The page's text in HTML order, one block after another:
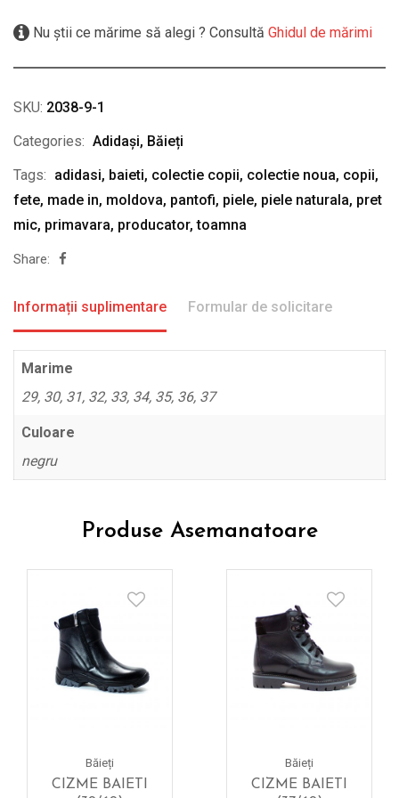
Nu știi ce mărime să alegi ? Consultă Ghidul de mărimi
SKU: 2038-9-1
Categories: Adidași, Băieți
Tags: adidasi, baieti, colectie copii, colectie noua, copii,
fete, made in, moldova, pantofi, piele, piele naturala, pret
mic, primavara, producator,toamna
Share:
Informații suplimentare Formular de solicitare
Marime
29, 30, 31, 32, 33, 34, 35, 36, 37
Culoare
negru
Produse Asemanatoare
Băieți
CIZME BAIETI
Băieți
CIZME BAIETI